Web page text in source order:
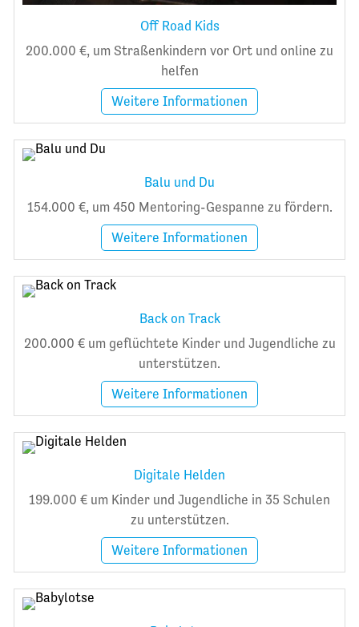
Off Road Kids
200.000 €, um Straßenkindern vor Ort und online zu
helfen
Weitere Informationen
Balu und Du
154.000 €, um 450 Mentoring-Gespanne zu fördern.
Weitere Informationen
Back on Track
200.000 € um geflüchtete Kinder und Jugendliche zu
unterstützen.
Weitere Informationen
Digitale Helden
199.000 € um Kinder und Jugendliche in 35 Schulen
zu unterstützen.
Weitere Informationen